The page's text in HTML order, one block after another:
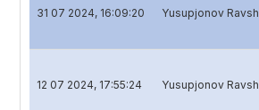
31 07 2024, 16:09:20 Yusupjonov
12 07 2024, 17:55:24 Yusupjonov